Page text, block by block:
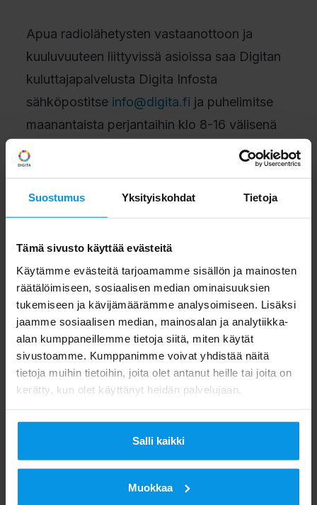
Suostumus Yksityiskohdat Tietoja
Tämä sivusto käyttää evästeitä
Käytämme evästeitä tarjoamamme sisällön ja mainosten
räätälöimiseen, sosiaalisen median ominaisuuksien
tukemiseen ja kävijämäärämme analysoimiseen. Lisäksi
jaamme sosiaalisen median, mainosalan ja analytiikka-
alan kumppaneillemme tietoja siitä, miten käytät
sivustoamme. Kumppanimme voivat yhdistää näitä
tietoja muihin tietoihin, joita olet antanut heille tai joita on
kerätty, kun olet käyttänyt heidän palvelujaan.
Salli kaikki
Muokkaa
Apua radiolähetysten vastaanottoon ja
kuuluvuuteen liittyvissä asioissa saa Digitan
kuluttajapalvelusta Digita Infosta
sähköpostitse info@digita.fi ja puhelimitse
maanantaista perjantaihin klo 8-16 välisenä
aikana numerossa 020 411 7676.